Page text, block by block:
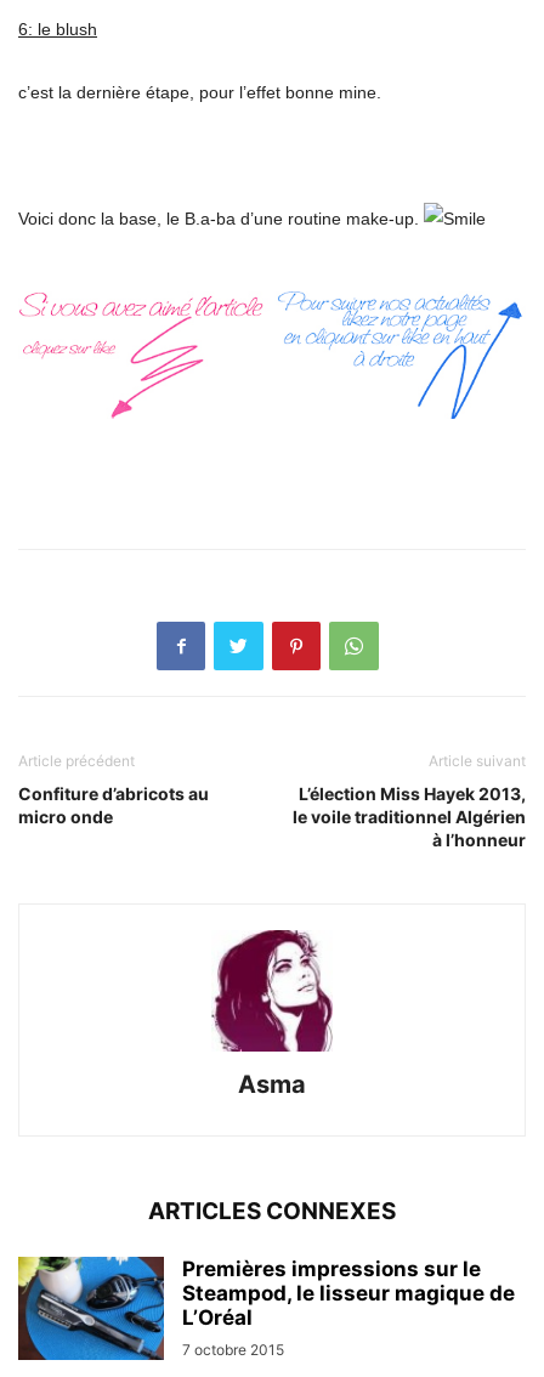
6: le blush
c’est la dernière étape, pour l’effet bonne mine.
Voici donc la base, le B.a-ba d’une routine make-up.
Article précédent
Confiture d’abricots au
micro onde
Article suivant
L’élection Miss Hayek 2013,
le voile traditionnel Algérien
à l’honneur
Asma
ARTICLES CONNEXES
Premières impressions sur le
Steampod, le lisseur magique de
L’Oréal
7 octobre 2015